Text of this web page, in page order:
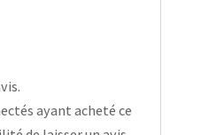
ayant acheté ce